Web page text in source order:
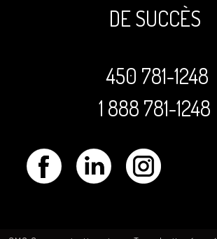
DE SUCCÈS
450 781-1248
1 888 781-1248